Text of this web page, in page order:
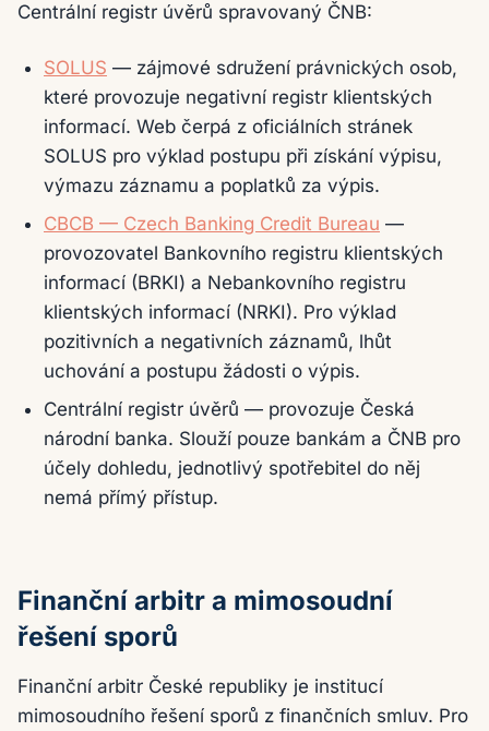
Centrální registr úvěrů spravovaný ČNB:
SOLUS — zájmové sdružení právnických osob,
které provozuje negativní registr klientských
informací. Web čerpá z oficiálních stránek
SOLUS pro výklad postupu při získání výpisu,
výmazu záznamu a poplatků za výpis.
CBCB — Czech Banking Credit Bureau —
provozovatel Bankovního registru klientských
informací (BRKI) a Nebankovního registru
klientských informací (NRKI). Pro výklad
pozitivních a negativních záznamů, lhůt
uchování a postupu žádosti o výpis.
Centrální registr úvěrů — provozuje Česká
národní banka. Slouží pouze bankám a ČNB pro
účely dohledu, jednotlivý spotřebitel do něj
nemá přímý přístup.
Finanční arbitr a mimosoudní
řešení sporů
Finanční arbitr České republiky je institucí
mimosoudního řešení sporů z finančních smluv. Pro